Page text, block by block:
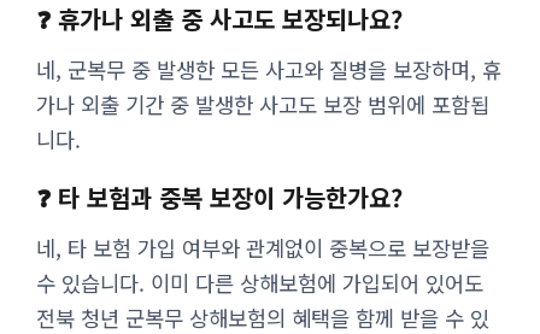
❓ 휴가나 외출 중 사고도 보장되나요?
네, 군복무 중 발생한 모든 사고와 질병을 보장하며, 휴
가나 외출 기간 중 발생한 사고도 보장 범위에 포함됩
니다.
❓ 타 보험과 중복 보장이 가능한가요?
네, 타 보험 가입 여부와 관계없이 중복으로 보장받을
수 있습니다. 이미 다른 상해보험에 가입되어 있어도
전북 청년 군복무 상해보험의 혜택을 함께 받을 수 있